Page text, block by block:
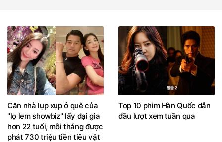
Căn nhà lụp xụp ở quê của
"lọ lem showbiz" lấy đại gia
hơn 22 tuổi, mỗi tháng được
phát 730 triệu tiền tiêu vặt
Top 10 phim Hàn Quốc dẫn
đầu lượt xem tuần qua